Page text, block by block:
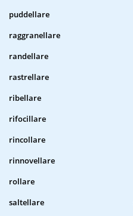
puddellare
raggranellare
randellare
rastrellare
ribellare
rifocillare
rincollare
rinnovellare
rollare
saltellare